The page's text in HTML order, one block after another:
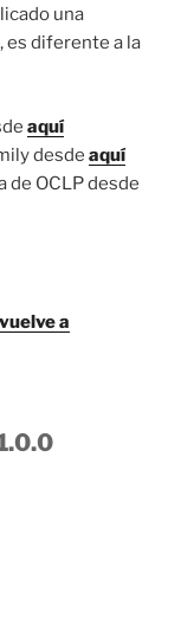
una
es diferente a la
aquí
desde aquí
de OCLP desde
a